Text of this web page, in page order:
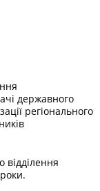
державного
регіонального
відділення